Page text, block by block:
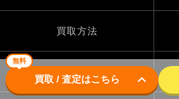
無料
買取 / 査定はこちら keyboard_arrow_down
買取方法
買取実績